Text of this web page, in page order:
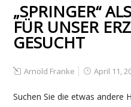
„SPRINGER“
FÜR UNSER
GESUCHT
Arnold Franke April 11,
Suchen Sie die etwas andere